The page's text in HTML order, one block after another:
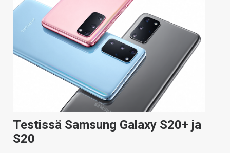
Testissä Samsung Galaxy S20+ ja
S20